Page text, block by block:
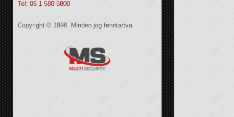
Tel: 06 1 580 5800
Copyright © 1998. Minden jog fenntartva.